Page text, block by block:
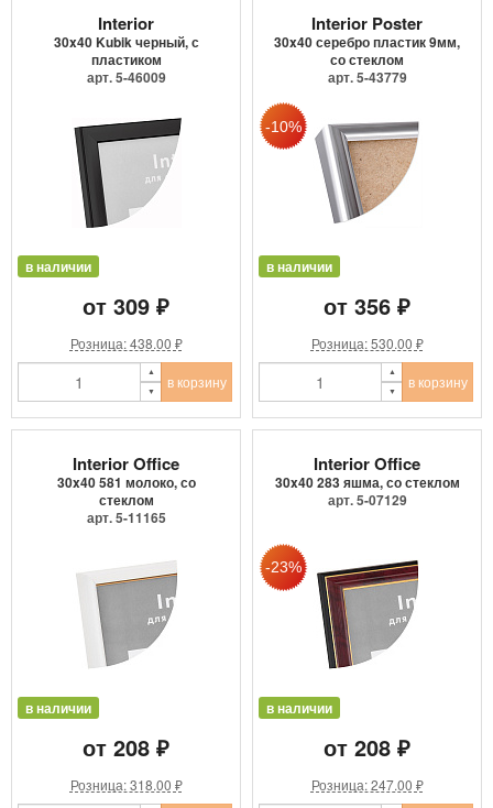
Interior
30x40 Kubik черный, с
пластиком
арт. 5-46009
в наличии
от 309 ₽
Розница: 438.00 ₽
в корзину
Interior Poster
30x40 серебро пластик 9мм,
со стеклом
арт. 5-43779
в наличии
от 356 ₽
Розница: 530.00 ₽
в корзину
Interior Office
30x40 581 молоко, со
стеклом
арт. 5-11165
в наличии
от 208 ₽
Розница: 318.00 ₽
Interior Office
30x40 283 яшма, со стеклом
арт. 5-07129
в наличии
от 208 ₽
Розница: 247.00 ₽